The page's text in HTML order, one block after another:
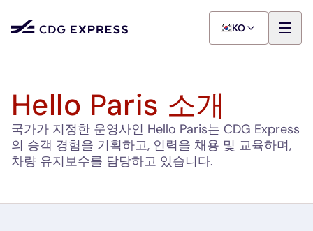
KO
Hello Paris 소개
국가가 지정한 운영사인 Hello Paris는 CDG Express
의 승객 경험을 기획하고, 인력을 채용 및 교육하며,
차량 유지보수를 담당하고 있습니다.